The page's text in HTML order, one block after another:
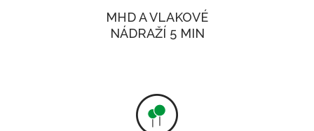
MHD A VLAKOVÉ
NÁDRAŽÍ 5 MIN